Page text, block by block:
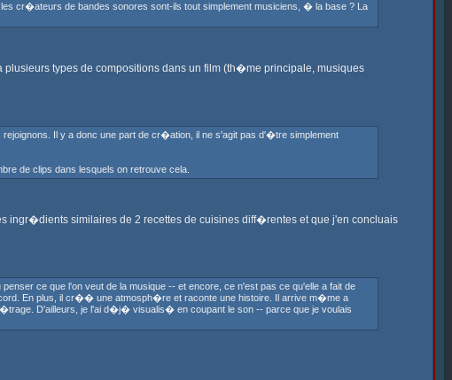
cr�ateurs de bandes sonores sont-ils tout simplement musiciens, � la base ? La
types de compositions dans un film (th�me principale, musiques
Il y a donc une part de cr�ation, il ne s'agit pas d'�tre simplement
de clips dans lesquels on retrouve cela.
similaires de 2 recettes de cuisines diff�rentes et que j'en concluais
ce que l'on veut de la musique -- et encore, ce n'est pas ce qu'elle a fait de
En plus, il cr�� une atmosph�re et raconte une histoire. Il arrive m�me a
D'ailleurs, je l'ai d�j� visualis� en coupant le son -- parce que je voulais